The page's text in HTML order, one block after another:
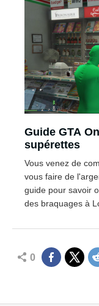
Guide GTA
supérettes
Vous venez de
vous faire de
guide pour savoir
des braquages à
0